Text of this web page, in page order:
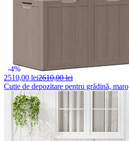
-4%
2510,00 lei2610,00 lei
Cutie de depozitare pentru grădină,